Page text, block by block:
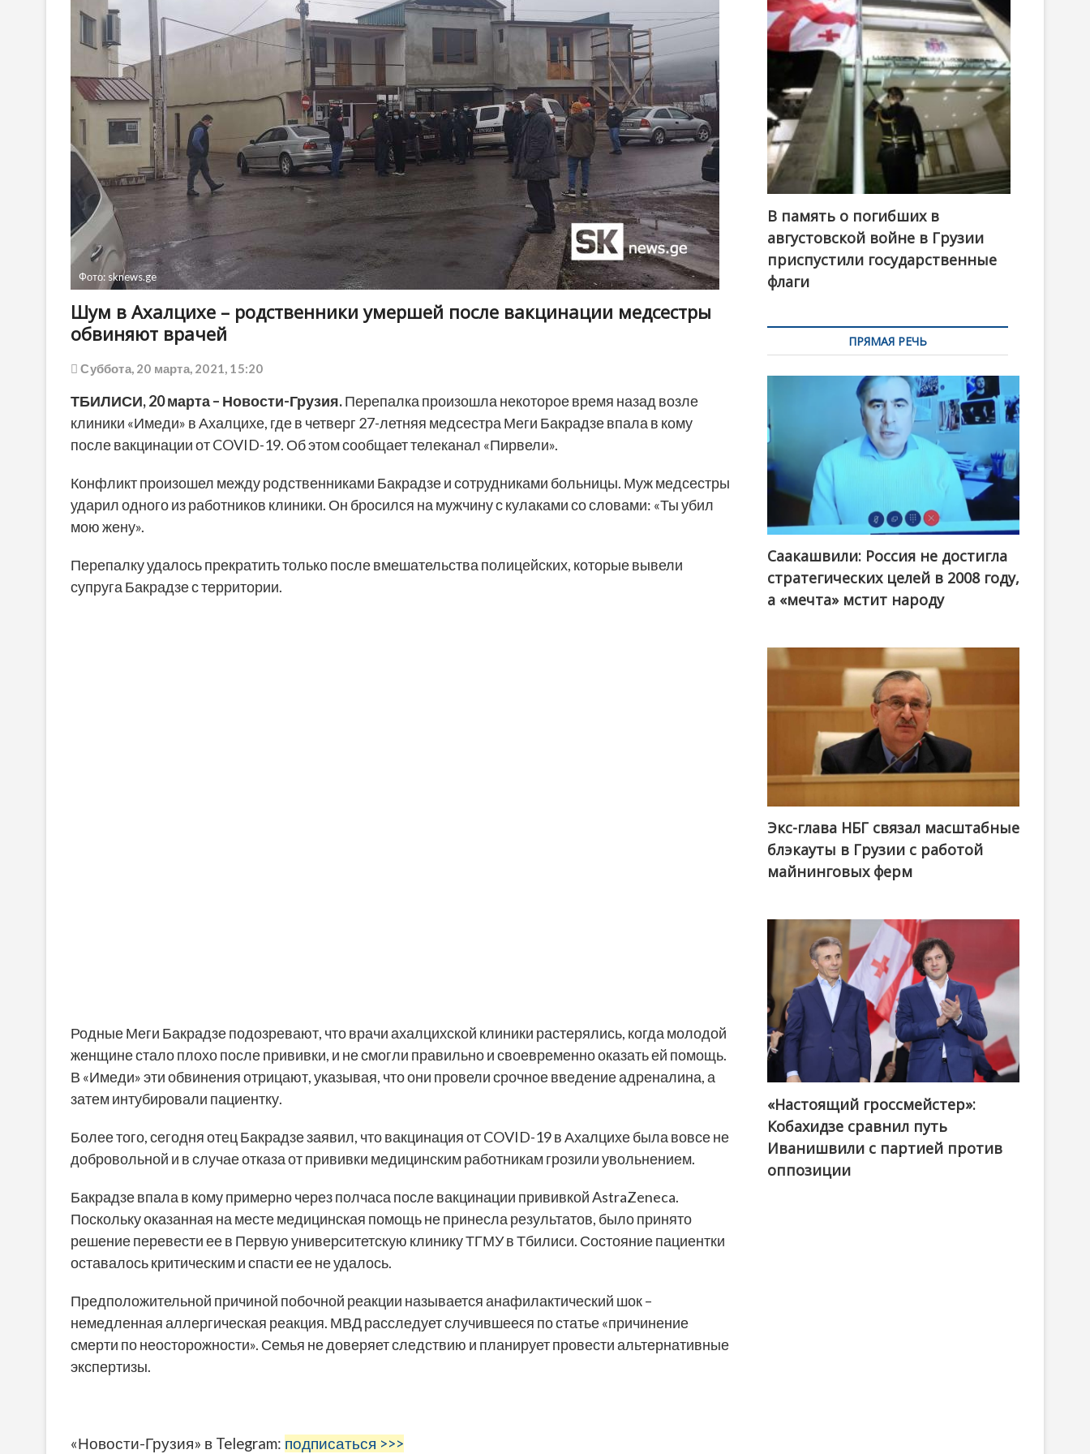
o
n
Фото: sknews.ge
Шум в Ахалцихе – родственники умершей после вакцинации медсестры
обвиняют врачей
Суббота, 20 марта, 2021, 15:20
ТБИЛИСИ, 20 марта – Новости-Грузия.Перепалка произошла некоторое время назад возле
клиники «Имеди» в Ахалцихе, где в четверг 27-летняя медсестра Меги Бакрадзе впала в кому
после вакцинации от COVID-19. Об этом сообщает телеканал «Пирвели».
Конфликт произошел между родственниками Бакрадзе и сотрудниками больницы. Муж медсестры
ударил одного из работников клиники. Он бросился на мужчину с кулаками со словами: «Ты убил
мою жену».
Перепалку удалось прекратить только после вмешательства полицейских, которые вывели
супруга Бакрадзе с территории.
Родные Меги Бакрадзе подозревают, что врачи ахалцихской клиники растерялись, когда молодой
женщине стало плохо после прививки, и не смогли правильно и своевременно оказать ей помощь.
В «Имеди» эти обвинения отрицают, указывая, что они провели срочное введение адреналина, а
затем интубировали пациентку.
Более того, сегодня отец Бакрадзе заявил, что вакцинация от COVID-19 в Ахалцихе была вовсе не
добровольной и в случае отказа от прививки медицинским работникам грозили увольнением.
Бакрадзе впала в кому примерно через полчаса после вакцинации прививкой AstraZeneca.
Поскольку оказанная на месте медицинская помощь не принесла результатов, было принято
решение перевести ее в Первую университетскую клинику ТГМУ в Тбилиси. Состояние пациентки
оставалось критическим и спасти ее не удалось.
Предположительной причиной побочной реакции называется анафилактический шок –
немедленная аллергическая реакция. МВД расследует случившееся по статье «причинение
смерти по неосторожности». Семья не доверяет следствию и планирует провести альтернативные
экспертизы.
«Новости-Грузия» в Telegram: подписаться >>>
В память о погибших в
августовской войне в Грузии
приспустили государственные
флаги
ПРЯМАЯ РЕЧЬ
Саакашвили: Россия не достигла
стратегических целей в 2008 году,
а «мечта» мстит народу
Экс-глава НБГ связал масштабные
блэкауты в Грузии с работой
майнинговых ферм
@ქართული ოცნება / Georgian Dream
«Настоящий гроссмейстер»:
Кобахидзе сравнил путь
Иванишвили с партией против
оппозиции